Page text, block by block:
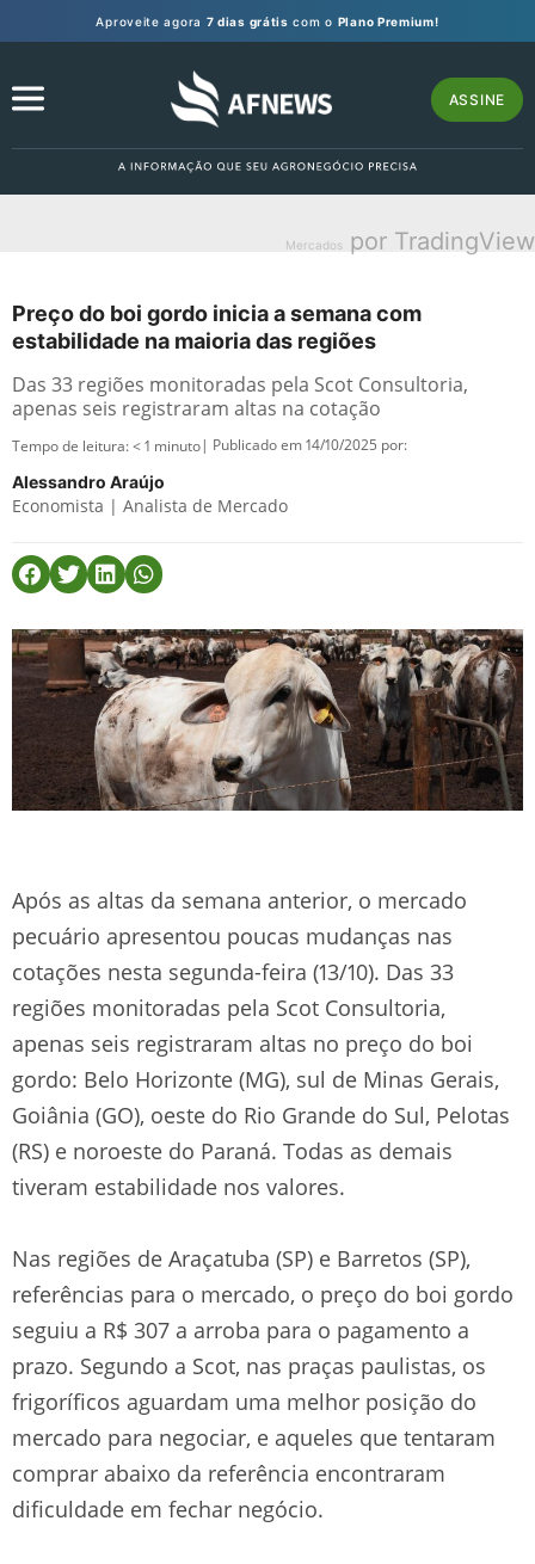
Aproveite agora 7 dias grátis com o Plano Premium!
ASSINE
Mercados por TradingView
Preço do boi gordo inicia a semana com
estabilidade na maioria das regiões
Das 33 regiões monitoradas pela Scot Consultoria,
apenas seis registraram altas na cotação
Tempo de leitura:< 1 minuto| Publicado em 14/10/2025 por:
Alessandro Araújo
Economista | Analista de Mercado
Após as altas da semana anterior, o mercado
pecuário apresentou poucas mudanças nas
cotações nesta segunda-feira (13/10). Das 33
regiões monitoradas pela Scot Consultoria,
apenas seis registraram altas no preço do boi
gordo: Belo Horizonte (MG), sul de Minas Gerais,
Goiânia (GO), oeste do Rio Grande do Sul, Pelotas
(RS) e noroeste do Paraná. Todas as demais
tiveram estabilidade nos valores.
Nas regiões de Araçatuba (SP) e Barretos (SP),
referências para o mercado, o preço do boi gordo
seguiu a R$ 307 a arroba para o pagamento a
prazo. Segundo a Scot, nas praças paulistas, os
frigoríficos aguardam uma melhor posição do
mercado para negociar, e aqueles que tentaram
comprar abaixo da referência encontraram
dificuldade em fechar negócio.